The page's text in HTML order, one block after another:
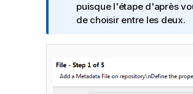
n
f
r
m
a
t
puisque l'étape d'après
de choisir entre les deux.